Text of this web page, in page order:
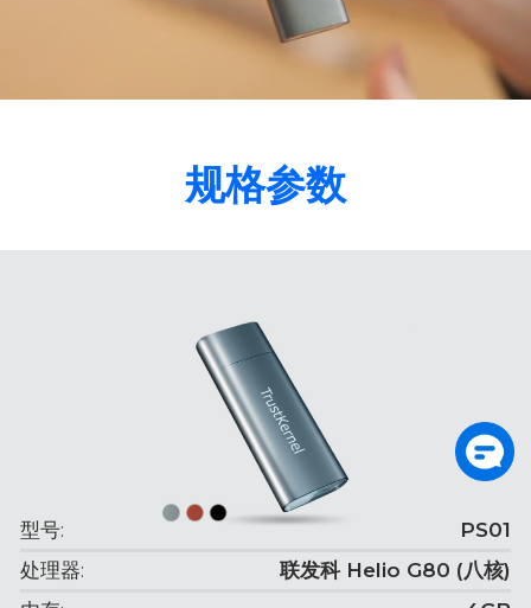
规格参数
型号:
PS01
处理器:
联发科 Helio G80 (八核)